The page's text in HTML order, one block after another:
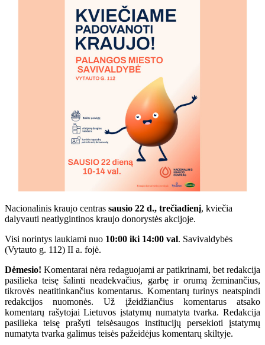
Nacionalinis kraujo centras sausio 22 d., trečiadienį, kviečia
dalyvauti neatlygintinos kraujo donorystės akcijoje.
Visi norintys laukiami nuo 10:00 iki 14:00 val. Savivaldybės
(Vytauto g. 112) II a. fojė.
Dėmesio! Komentarai nėra redaguojami ar patikrinami, bet redakcija
pasilieka teisę šalinti neadekvačius, garbę ir orumą žeminančius,
tikrovės neatitinkančius komentarus. Komentarų turinys neatspindi
redakcijos nuomonės. Už įžeidžiančius komentarus atsako
komentarų rašytojai Lietuvos įstatymų numatyta tvarka. Redakcija
pasilieka teisę prašyti teisėsaugos institucijų persekioti įstatymų
numatyta tvarka galimus teisės pažeidėjus komentarų skiltyje.